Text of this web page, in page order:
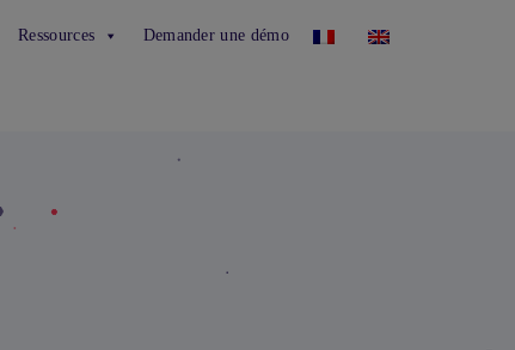
Ressources Demander une démo